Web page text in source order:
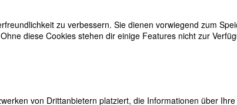
Frauen
Platz 4a im Rahmen der Feiern zum 30jährigen Bestehen
zu verbessern. Sie dienen vorwiegend zum
diese Cookies stehen dir einige Features nicht zur
von Drittanbietern platziert, die Informationen über